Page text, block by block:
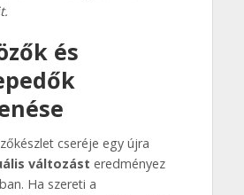
és
cseréje egy újra
változást eredményez
Ha szereti a